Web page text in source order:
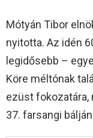
Mótyán Tibor
nyitotta. Az idén
legidősebb –
Köre méltónak
ezüst
37. farsangi